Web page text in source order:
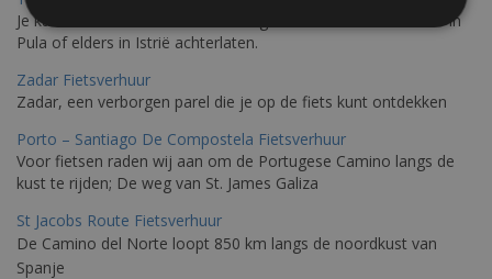
Je kunt een fiets huren met levering in Triëst en de fiets later in
Pula of elders in Istrië achterlaten.
Zadar Fietsverhuur
Zadar, een verborgen parel die je op de fiets kunt ontdekken
Porto – Santiago De Compostela Fietsverhuur
Voor fietsen raden wij aan om de Portugese Camino langs de
kust te rijden; De weg van St. James Galiza
St Jacobs Route Fietsverhuur
De Camino del Norte loopt 850 km langs de noordkust van
Spanje